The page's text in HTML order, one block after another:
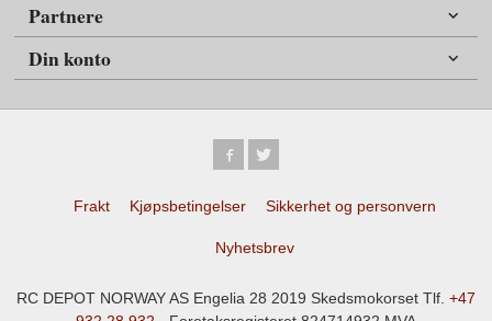
Partnere
Din konto
Frakt Kjøpsbetingelser Sikkerhet og personvern
Nyhetsbrev
RC DEPOT NORWAY AS Engelia 28 2019 Skedsmokorset Tlf. +47